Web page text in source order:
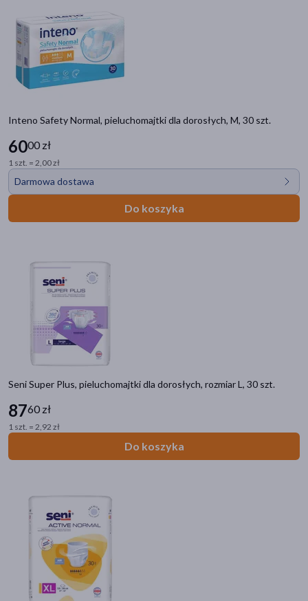
Inteno Safety Normal, pieluchomajtki dla dorosłych, M, 30 szt.
6000 zł
1 szt. = 2,00 zł
Darmowa dostawa
Do koszyka
Seni Super Plus, pieluchomajtki dla dorosłych, rozmiar L, 30 szt.
8760 zł
1 szt. = 2,92 zł
Do koszyka